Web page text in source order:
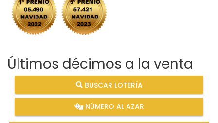
Últimos décimos a la venta
BUSCAR LOTERÍA
NÚMERO AL AZAR